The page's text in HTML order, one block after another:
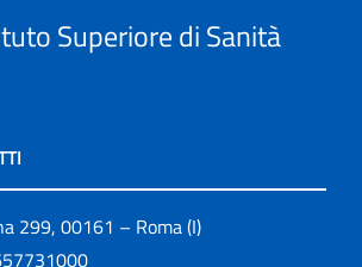
Superiore di Sanità
299, 00161 – Roma (I)